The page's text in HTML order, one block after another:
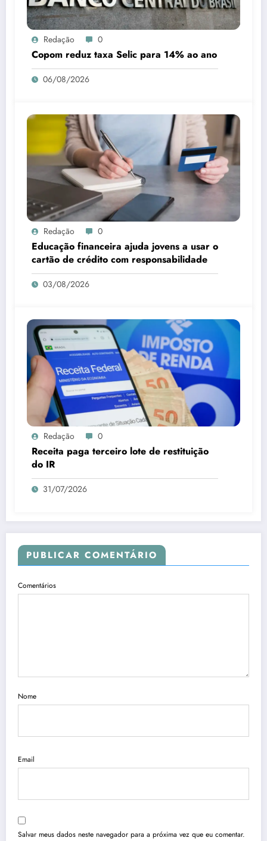
Redação 0
Copom reduz taxa Selic para 14% ao ano
06/08/2026
Redação 0
Educação financeira ajuda jovens a usar o
cartão de crédito com responsabilidade
03/08/2026
Redação 0
Receita paga terceiro lote de restituição
do IR
31/07/2026
PUBLICAR COMENTÁRIO
Comentários
Nome
Email
Salvar meus dados neste navegador para a próxima vez que eu comentar.